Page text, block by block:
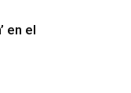
en el